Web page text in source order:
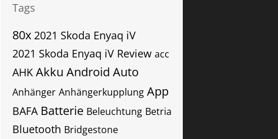
Tags
80x 2021 Skoda Enyaq iV
2021 Skoda Enyaq iV Review acc
AHK Akku Android Auto
Anhänger Anhängerkupplung App
BAFA Batterie Beleuchtung Betria
Bluetooth Bridgestone